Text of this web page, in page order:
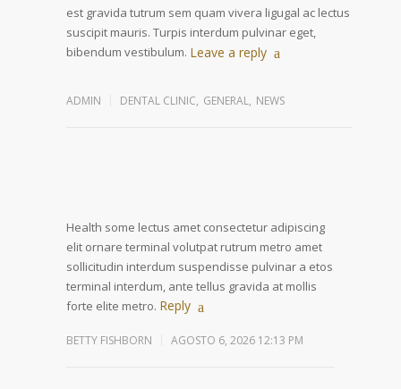
est gravida tutrum sem quam vivera ligugal ac lectus
suscipit mauris. Turpis interdum pulvinar eget,
bibendum vestibulum. Leave a reply
ADMIN DENTAL CLINIC, GENERAL, NEWS
Health some lectus amet consectetur adipiscing
elit ornare terminal volutpat rutrum metro amet
sollicitudin interdum suspendisse pulvinar a etos
terminal interdum, ante tellus gravida at mollis
forte elite metro. Reply
BETTY FISHBORN AGOSTO 6, 2026 12:13 PM